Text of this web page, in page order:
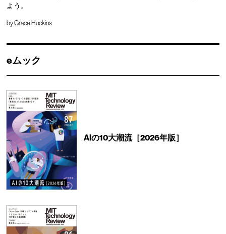
よう。
byGrace Huckins
eムック
AIの10大潮流［2026年版］